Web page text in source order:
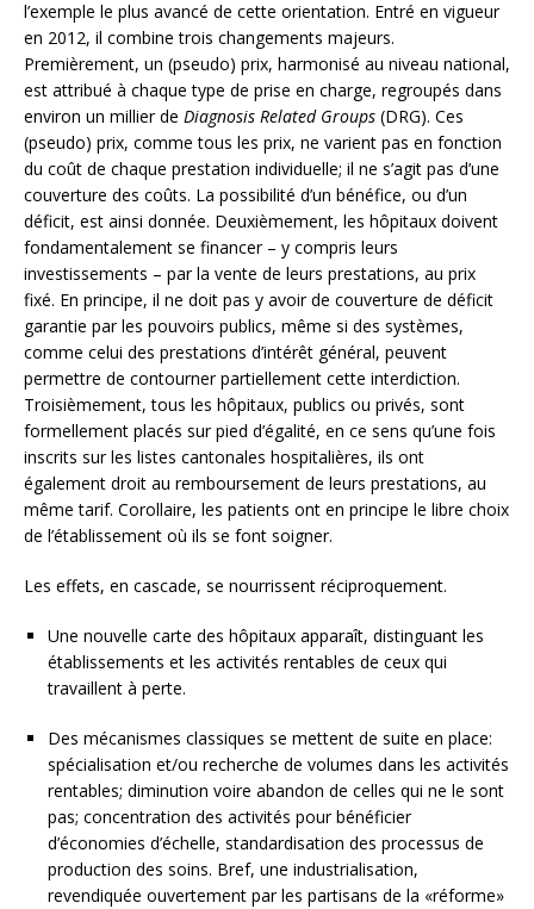
l’exemple le plus avancé de cette orientation. Entré en vigueur
en 2012, il combine trois changements majeurs.
Premièrement, un (pseudo) prix, harmonisé au niveau national,
est attribué à chaque type de prise en charge, regroupés dans
environ un millier de Diagnosis Related Groups (DRG). Ces
(pseudo) prix, comme tous les prix, ne varient pas en fonction
du coût de chaque prestation individuelle; il ne s’agit pas d’une
couverture des coûts. La possibilité d’un bénéfice, ou d’un
déficit, est ainsi donnée. Deuxièmement, les hôpitaux doivent
fondamentalement se financer – y compris leurs
investissements – par la vente de leurs prestations, au prix
fixé. En principe, il ne doit pas y avoir de couverture de déficit
garantie par les pouvoirs publics, même si des systèmes,
comme celui des prestations d’intérêt général, peuvent
permettre de contourner partiellement cette interdiction.
Troisièmement, tous les hôpitaux, publics ou privés, sont
formellement placés sur pied d’égalité, en ce sens qu’une fois
inscrits sur les listes cantonales hospitalières, ils ont
également droit au remboursement de leurs prestations, au
même tarif. Corollaire, les patients ont en principe le libre choix
de l’établissement où ils se font soigner.
Les effets, en cascade, se nourrissent réciproquement.
Une nouvelle carte des hôpitaux apparaît, distinguant les
établissements et les activités rentables de ceux qui
travaillent à perte.
Des mécanismes classiques se mettent de suite en place:
spécialisation et/ou recherche de volumes dans les activités
rentables; diminution voire abandon de celles qui ne le sont
pas; concentration des activités pour bénéficier
d’économies d’échelle, standardisation des processus de
production des soins. Bref, une industrialisation,
revendiquée ouvertement par les partisans de la «réforme»